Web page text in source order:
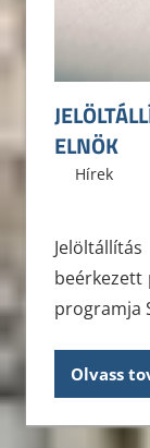
ELNÖK
2025.
ELTE ÁJK
Hírek
beérkezett
programja
Olvass